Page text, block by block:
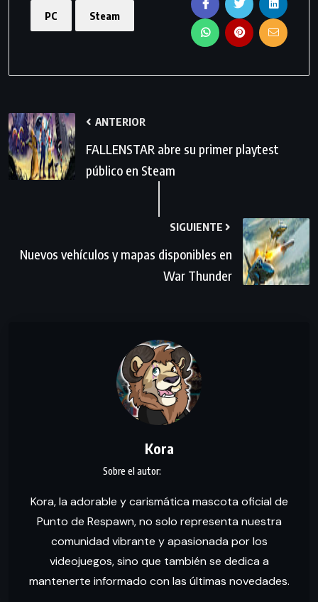
PC Steam
ANTERIOR
FALLENSTAR abre su primer playtest
público en Steam
SIGUIENTE
Nuevos vehículos y mapas disponibles en
War Thunder
Kora
Kora, la adorable y carismática mascota oficial de
Punto de Respawn, no solo representa nuestra
comunidad vibrante y apasionada por los
videojuegos, sino que también se dedica a
mantenerte informado con las últimas novedades.